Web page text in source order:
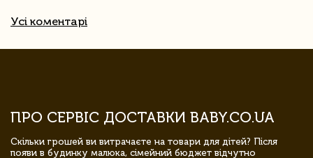
Усі коментарі
ПРО СЕРВІС ДОСТАВКИ BABY.CO.UA
Скільки грошей ви витрачаєте на товари для дітей? Після
появи в будинку малюка, сімейний бюджет відчутно